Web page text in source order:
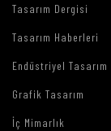
Tasarım Dergisi
Tasarım Haberleri
Endüstriyel Tasarım
Grafik Tasarım
İç Mimarlık